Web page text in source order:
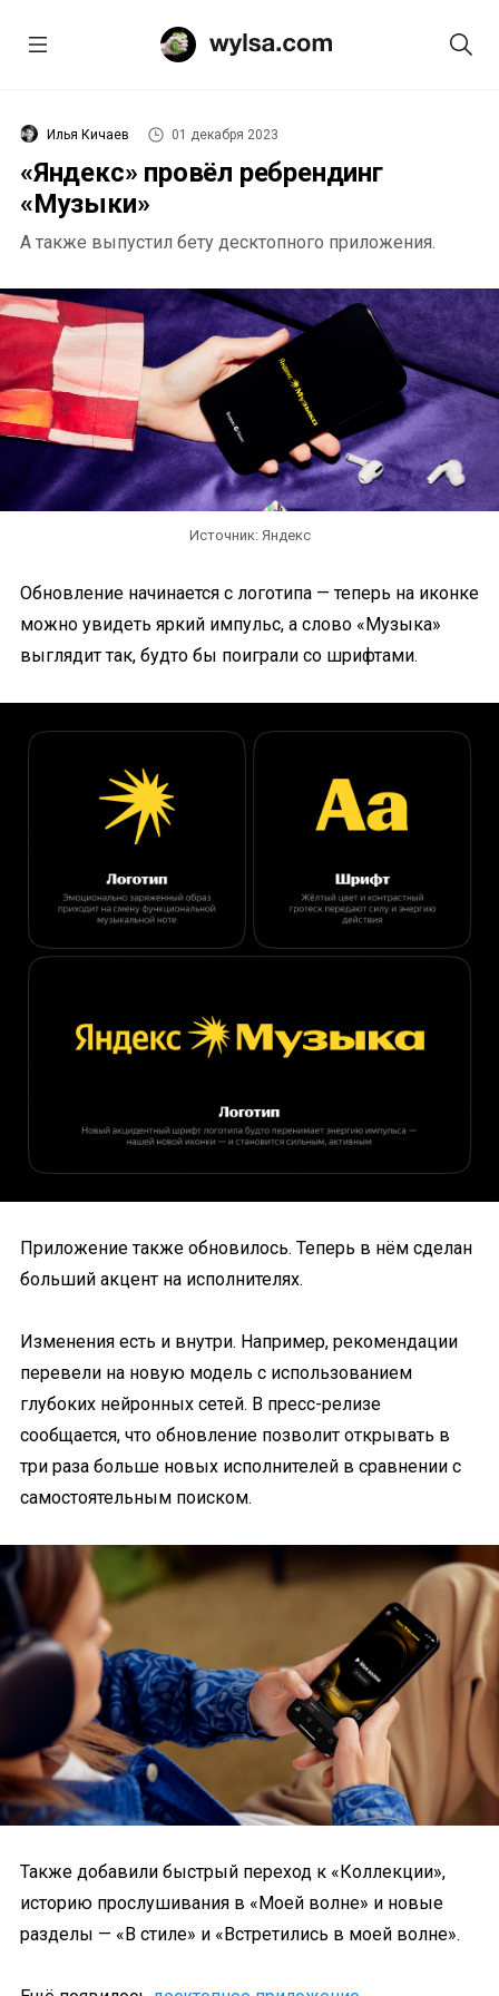
Илья Кичаев 01 декабря 2023
«Яндекс» провёл ребрендинг
«Музыки»
А также выпустил бету десктопного приложения.
Источник: Яндекс
Обновление начинается с логотипа — теперь на иконке
можно увидеть яркий импульс, а слово «Музыка»
выглядит так, будто бы поиграли со шрифтами.
Приложение также обновилось. Теперь в нём сделан
больший акцент на исполнителях.
Изменения есть и внутри. Например, рекомендации
перевели на новую модель с использованием
глубоких нейронных сетей. В пресс-релизе
сообщается, что обновление позволит открывать в
три раза больше новых исполнителей в сравнении с
самостоятельным поиском.
Также добавили быстрый переход к «Коллекции»,
историю прослушивания в «Моей волне» и новые
разделы — «В стиле» и «Встретились в моей волне».